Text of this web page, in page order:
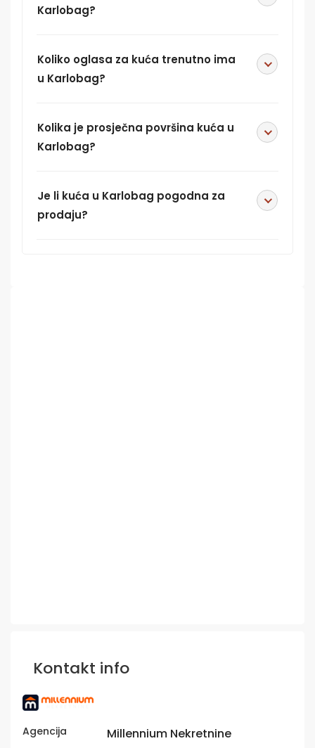
Karlobag?
Koliko oglasa za kuća trenutno ima
u Karlobag?
Kolika je prosječna površina kuća u
Karlobag?
Je li kuća u Karlobag pogodna za
prodaju?
Kontakt info
Agencija Millennium Nekretnine